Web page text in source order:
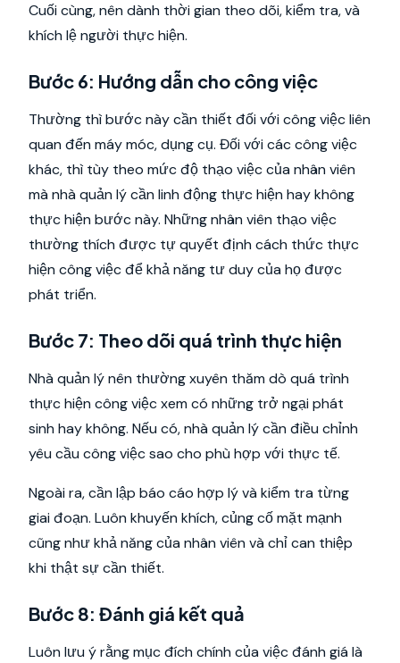
Cuối cùng, nên dành thời gian theo dõi, kiểm tra, và
khích lệ người thực hiện.
Bước 6: Hướng dẫn cho công việc
Thường thì bước này cần thiết đối với công việc liên
quan đến máy móc, dụng cụ. Đối với các công việc
khác, thì tùy theo mức độ thạo việc của nhân viên
mà nhà quản lý cần linh động thực hiện hay không
thực hiện bước này. Những nhân viên thạo việc
thường thích được tự quyết định cách thức thực
hiện công việc để khả năng tư duy của họ được
phát triển.
Bước 7: Theo dõi quá trình thực hiện
Nhà quản lý nên thường xuyên thăm dò quá trình
thực hiện công việc xem có những trở ngại phát
sinh hay không. Nếu có, nhà quản lý cần điều chỉnh
yêu cầu công việc sao cho phù hợp với thực tế.
Ngoài ra, cần lập báo cáo hợp lý và kiểm tra từng
giai đoạn. Luôn khuyến khích, củng cố mặt mạnh
cũng như khả năng của nhân viên và chỉ can thiệp
khi thật sự cần thiết.
Bước 8: Đánh giá kết quả
Luôn lưu ý rằng mục đích chính của việc đánh giá là